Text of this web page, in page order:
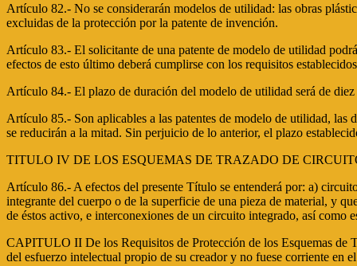
Artículo 82.- No se considerarán modelos de utilidad: las obras
excluidas de la protección por la patente de invención.
Artículo 83.- El solicitante de una patente de modelo de utilidad
efectos de esto último deberá cumplirse con los requisitos
Artículo 84.- El plazo de duración del modelo de utilidad será de
Artículo 85.- Son aplicables a las patentes de modelo de utilidad, las
se reducirán a la mitad. Sin perjuicio de lo anterior, el plazo
TITULO IV DE LOS ESQUEMAS DE TRAZADO DE
Artículo 86.- A efectos del presente Título se entenderá por: a)
integrante del cuerpo o de la superficie de una pieza de material, y
de éstos activo, e interconexiones de un circuito integrado, así como
CAPITULO II De los Requisitos de Protección de los Esquemas de
del esfuerzo intelectual propio de su creador y no fuese corriente en